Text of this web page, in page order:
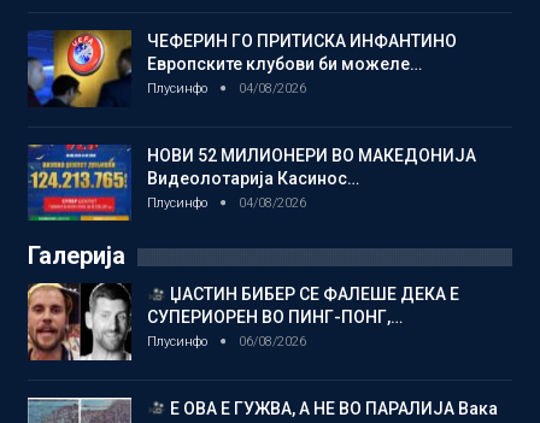
ЧЕФЕРИН ГО ПРИТИСКА ИНФАНТИНО
Европските клубови би можеле…
Плусинфо 04/08/2026
НОВИ 52 МИЛИОНЕРИ ВО МАКЕДОНИЈА
Видеолотарија Касинос…
Плусинфо 04/08/2026
Галерија
ЏАСТИН БИБЕР СЕ ФАЛЕШЕ ДЕКА Е
СУПЕРИОРЕН ВО ПИНГ-ПОНГ,…
Плусинфо 06/08/2026
Е ОВА Е ГУЖВА, А НЕ ВО ПАРАЛИЈА Вака